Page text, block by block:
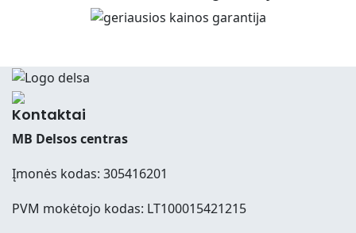
Kontaktai
MB Delsos centras
Įmonės kodas: 305416201
PVM mokėtojo kodas: LT100015421215